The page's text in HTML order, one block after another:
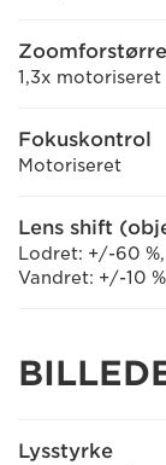
1,3x motoriseret
Fokuskontrol
Motoriseret
Lens shift
Lodret: +/-60 %,
Vandret: +/-10
Lysstyrke